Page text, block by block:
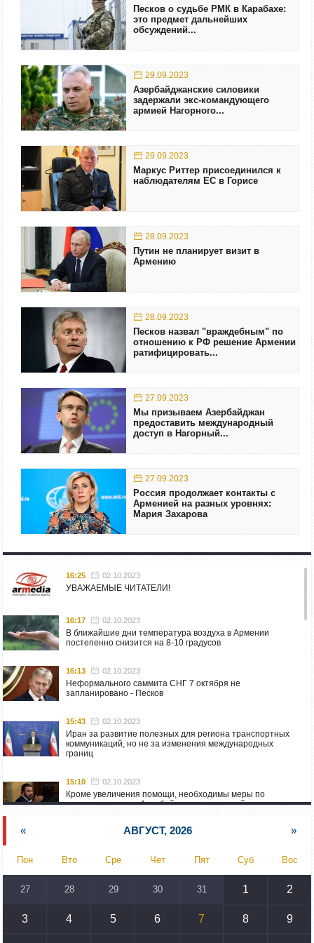
Песков о судьбе РМК в Карабахе:
это предмет дальнейших
обсуждений...
29.09.2023
Азербайджанские силовики
задержали экс-командующего
армией Нагорного...
29.09.2023
Маркус Риттер присоединился к
наблюдателям ЕС в Горисе
28.09.2023
Путин не планирует визит в
Армению
28.09.2023
Песков назвал "враждебным" по
отношению к РФ решение Армении
ратифицировать...
27.09.2023
Мы призываем Азербайджан
предоставить международный
доступ в Нагорный...
27.09.2023
Россия продолжает контакты с
Арменией на разных уровнях:
Мария Захарова
16:25 02.10.2023
УВАЖАЕМЫЕ ЧИТАТЕЛИ!
16:17 02.10.2023
В ближайшие дни температура воздуха в Армении
постепенно снизится на 8-10 градусов
16:13 02.10.2023
Неформального саммита СНГ 7 октября не
запланировано - Песков
15:43 02.10.2023
Иран за развитие полезных для региона транспортных
коммуникаций, но не за изменения международных
границ
15:10 02.10.2023
Кроме увеличения помощи, необходимы меры по
пресечению угроз Азербайджана: испанский депутат
Азербайджан обстреляли автомобиль ВС Армении,
перевозивший продовольствие
14:46 02.10.2023
парламентарий – Алену Симоняну
« АВГУСТ, 2026 »
Пон Вто Сре Чет Пят Суб Вос
27 28 29 30 31 1 2
3 4 5 6 7 8 9